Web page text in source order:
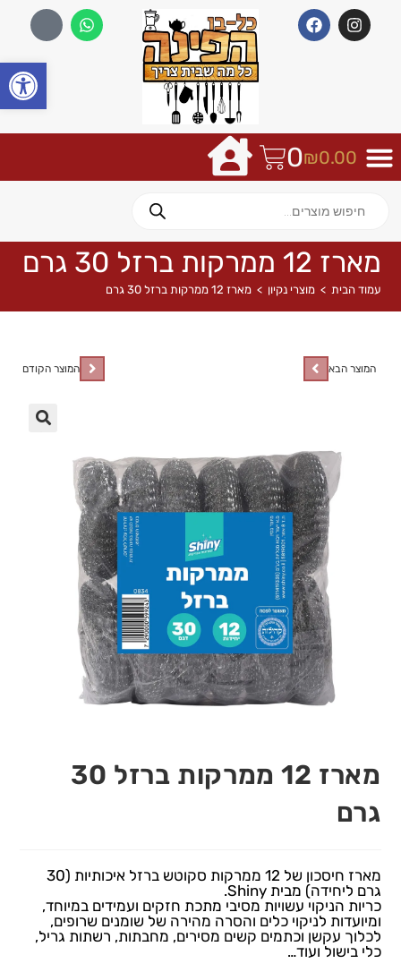
₪0.00
0
מארז 12 ממרקות ברזל 30 גרם
עמוד הבית > מוצרי נקיון > מארז 12 ממרקות ברזל 30 גרם
המוצר הקודם המוצר הבא
מארז 12 ממרקות ברזל 30
גרם
מארז חיסכון של 12 ממרקות סקוטש ברזל איכותיות (30
גרם ליחידה) מבית Shiny.
כריות הניקוי עשויות מסיבי מתכת חזקים ועמידים במיוחד,
ומיועדות לניקוי כלים והסרה מהירה של שומנים שרופים,
לכלוך עקשן וכתמים קשים מסירים, מחבתות, רשתות גריל,
כלי בישול ועוד…